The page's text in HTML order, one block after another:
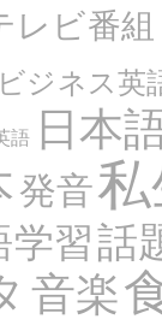
レビ番組
ビジネス英
語 日本
発音
学習話
音楽